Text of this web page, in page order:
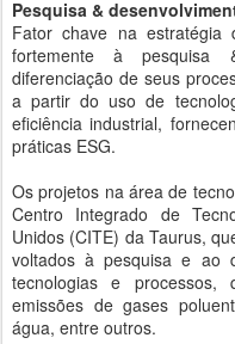
Pesquisa &
Fator chave na estratégia
fortemente à pesquisa
diferenciação de seus
a partir do uso de
eficiência industrial,
práticas ESG.
Os projetos na área de
Centro Integrado de
Unidos (CITE) da Taurus,
voltados à pesquisa e ao
tecnologias e
emissões de gases
água, entre outros.